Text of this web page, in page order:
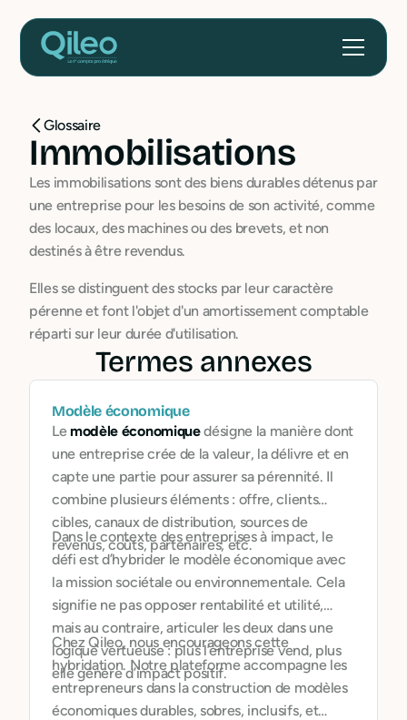
Glossaire
Immobilisations
Les immobilisations sont des biens durables détenus par
une entreprise pour les besoins de son activité, comme
des locaux, des machines ou des brevets, et non
destinés à être revendus.
Elles se distinguent des stocks par leur caractère
pérenne et font l'objet d'un amortissement comptable
réparti sur leur durée d'utilisation.
Termes annexes
Modèle économique
Lemodèle économiquedésigne la manière dont
une entreprise crée de la valeur, la délivre et en
capte une partie pour assurer sa pérennité. Il
combine plusieurs éléments : offre, clients
cibles, canaux de distribution, sources de
revenus, coûts, partenaires, etc.
Dans le contexte des entreprises à impact, le
défi est d’hybrider le modèle économique avec
la mission sociétale ou environnementale. Cela
signifie ne pas opposer rentabilité et utilité,
mais au contraire, articuler les deux dans une
logique vertueuse : plus l’entreprise vend, plus
elle génère d’impact positif.
Chez Qileo, nous encourageons cette
hybridation. Notre plateforme accompagne les
entrepreneurs dans la construction de modèles
économiques durables, sobres, inclusifs, et